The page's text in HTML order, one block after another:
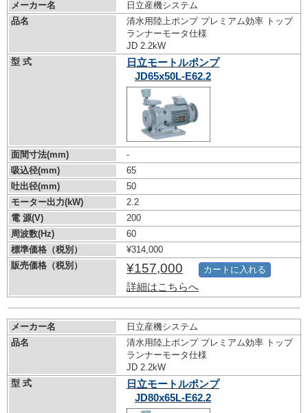
メーカー名
日立産機システム
品名
清水用陸上ポンプ プレミアム効率 トップ
ランナーモータ仕様
JD 2.2kW
型 式
日立モートルポンプ
JD65x50L-E62.2
面間寸法(mm)
-
吸込径(mm)
65
吐出径(mm)
50
モーター出力(kW)
2.2
電 源(V)
200
周波数(Hz)
60
標準価格（税別）
¥314,000
販売価格（税別）
¥157,000
詳細はこちらへ
カートに入れる
メーカー名
日立産機システム
品名
清水用陸上ポンプ プレミアム効率 トップ
ランナーモータ仕様
JD 2.2kW
型 式
日立モートルポンプ
JD80x65L-E62.2